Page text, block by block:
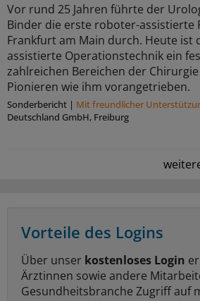
Vor rund 25 Jahren führte der
Binder die erste roboter-assistierte
Frankfurt am Main durch. Heute ist
assistierte Operationstechnik ein
zahlreichen Bereichen der
Pionieren wie ihm vorangetrieben.
Sonderbericht | Mit freundlicher
Deutschland GmbH, Freiburg
Vorteile des Logins
Über unser kostenloses Login
Ärztinnen sowie andere
Gesundheitsbranche Zugriff auf